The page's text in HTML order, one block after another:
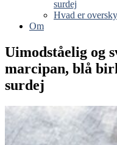
surdej
Hvad er
Om
Uimodståelig og
marcipan, blå
surdej